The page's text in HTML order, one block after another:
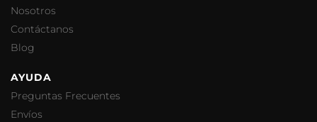
Nosotros
Contáctanos
Blog
AYUDA
Preguntas Frecuentes
Envíos